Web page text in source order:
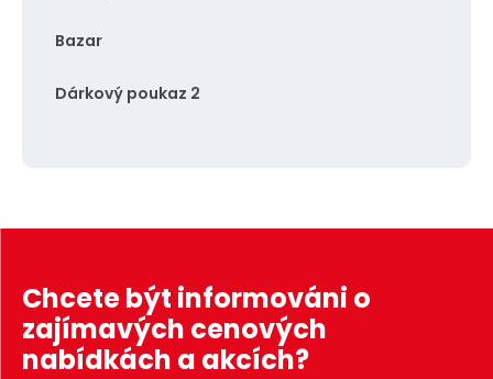
Bazar
Dárkový poukaz 2
Chcete být informováni o
zajímavých cenových
nabídkách a akcích?